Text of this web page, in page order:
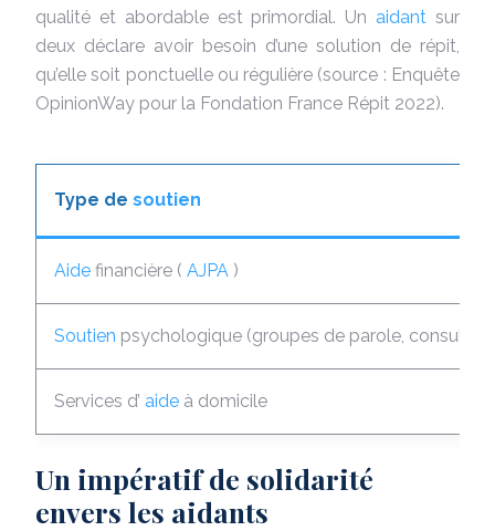
qualité et abordable est primordial. Un aidantsur
deux déclare avoir besoin d’une solution de répit,
qu’elle soit ponctuelle ou régulière (source : Enquête
OpinionWay pour la Fondation France Répit 2022).
Type de soutien
Aide financière ( AJPA )
Soutien psychologique (groupes de parole,
Services d’ aide à domicile
Un impératif de solidarité
envers les aidants